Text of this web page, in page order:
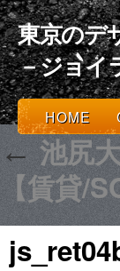
東京のデ
－ジョイ
HOME
←池尻
【賃貸/